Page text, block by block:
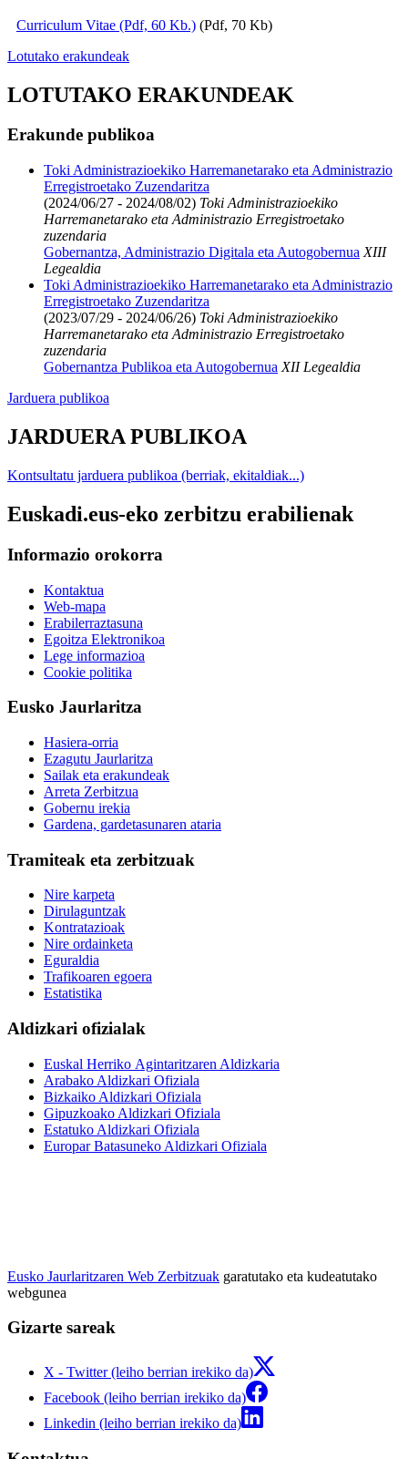
Curriculum Vitae (Pdf, 60 Kb.) (Pdf, 70 Kb)
Lotutako erakundeak
LOTUTAKO ERAKUNDEAK
Erakunde publikoa
Toki Administrazioekiko Harremanetarako eta Administrazio
Erregistroetako Zuzendaritza
(2024/06/27 - 2024/08/02) Toki Administrazioekiko
Harremanetarako eta Administrazio Erregistroetako
zuzendaria
Gobernantza, Administrazio Digitala eta Autogobernua XIII
Legealdia
Toki Administrazioekiko Harremanetarako eta Administrazio
Erregistroetako Zuzendaritza
(2023/07/29 - 2024/06/26) Toki Administrazioekiko
Harremanetarako eta Administrazio Erregistroetako
zuzendaria
Gobernantza Publikoa eta Autogobernua XII Legealdia
Jarduera publikoa
JARDUERA PUBLIKOA
Kontsultatu jarduera publikoa (berriak, ekitaldiak...)
Euskadi.eus-eko zerbitzu erabilienak
Informazio orokorra
Kontaktua
Web-mapa
Erabilerraztasuna
Egoitza Elektronikoa
Lege informazioa
Cookie politika
Eusko Jaurlaritza
Hasiera-orria
Ezagutu Jaurlaritza
Sailak eta erakundeak
Arreta Zerbitzua
Gobernu irekia
Gardena, gardetasunaren ataria
Tramiteak eta zerbitzuak
Nire karpeta
Dirulaguntzak
Kontratazioak
Nire ordainketa
Eguraldia
Trafikoaren egoera
Estatistika
Aldizkari ofizialak
Euskal Herriko Agintaritzaren Aldizkaria
Arabako Aldizkari Ofiziala
Bizkaiko Aldizkari Ofiziala
Gipuzkoako Aldizkari Ofiziala
Estatuko Aldizkari Ofiziala
Europar Batasuneko Aldizkari Ofiziala
Eusko Jaurlaritzaren Web Zerbitzuak garatutako eta kudeatutako
webgunea
Gizarte sareak
X - Twitter (leiho berrian irekiko da)
Facebook (leiho berrian irekiko da)
Linkedin (leiho berrian irekiko da)